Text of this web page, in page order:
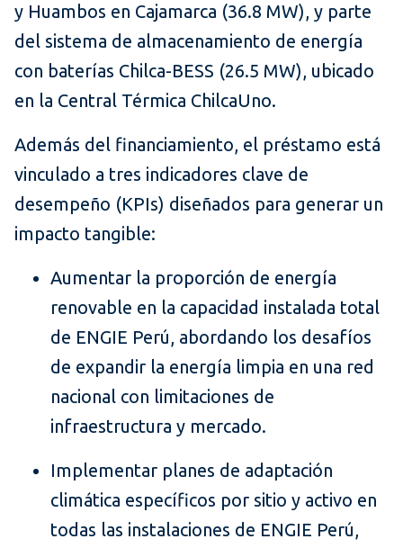
y Huambos en Cajamarca (36.8 MW), y parte
del sistema de almacenamiento de energía
con baterías Chilca-BESS (26.5 MW), ubicado
en la Central Térmica ChilcaUno.
Además del financiamiento, el préstamo está
vinculado a tres indicadores clave de
desempeño (KPIs) diseñados para generar un
impacto tangible:
Aumentar la proporción de energía
renovable en la capacidad instalada total
de ENGIE Perú, abordando los desafíos
de expandir la energía limpia en una red
nacional con limitaciones de
infraestructura y mercado.
Implementar planes de adaptación
climática específicos por sitio y activo en
todas las instalaciones de ENGIE Perú,